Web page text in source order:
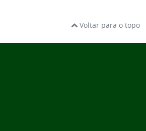
Voltar para o topo